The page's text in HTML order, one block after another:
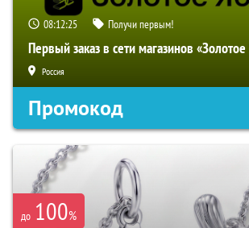
08:12:24 Получи первым!
Первый заказ в сети магазинов
Россия
Промокод
до 100%